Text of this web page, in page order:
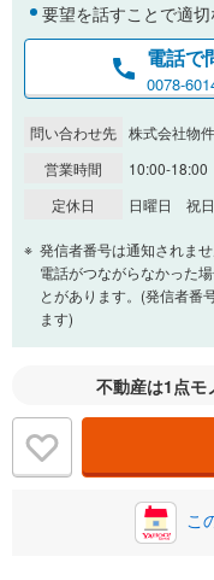
要望を話すことで適
電話で
0078-
問い合わせ先 株式会社物
営業時間
10:00-18:00
定休日
日曜日 祝日
発信者番号は通知されませ
電話がつながらなかった
とがあります。(発信者番
ます)
不動産は1点モ
こ